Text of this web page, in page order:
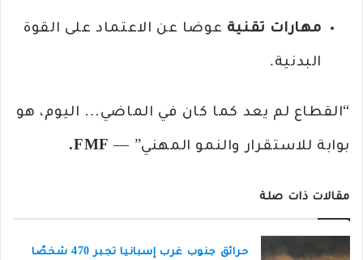
مهارات تقنية عوضا عن الاعتماد على القوة
البدنية.
“القطاع لم يعد كما كان في الماضي… اليوم، هو
بوابة للاستقرار والنمو المهني” — FMF
.
مقالات ذات صلة
حرائق جنوب غرب إسبانيا تجبر 470 شخصًا